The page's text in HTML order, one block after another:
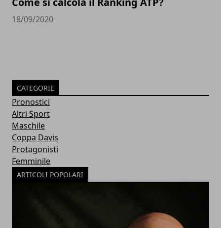
18/09/2020
CATEGORIE
Pronostici
Altri Sport
Maschile
Coppa Davis
Protagonisti
Femminile
ARTICOLI POPOLARI